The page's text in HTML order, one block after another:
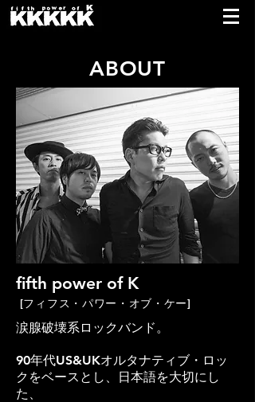
涙腺破壊系ロックバンド。
90年代US&UKオルタナティブ・ロッ
クをベースとし、日本語を大切にし
た、
fifth power of K
[フィフス・パワー・オブ・ケー]
ABOUT